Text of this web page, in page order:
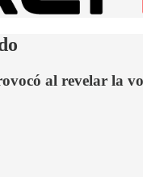
al revelar la